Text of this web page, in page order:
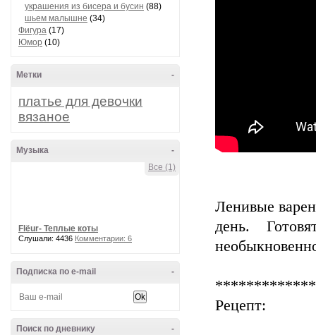
украшения из бисера и бусин (88)
шьем малышне (34)
Фигура (17)
Юмор (10)
-
Метки
платье для девочки
вязаное
-
Музыка
Все (1)
Flёur- Теплые коты
Слушали: 4436 Комментарии: 6
-
Подписка по e-mail
-
Поиск по дневнику
Ленивые
день.
Рецепт: